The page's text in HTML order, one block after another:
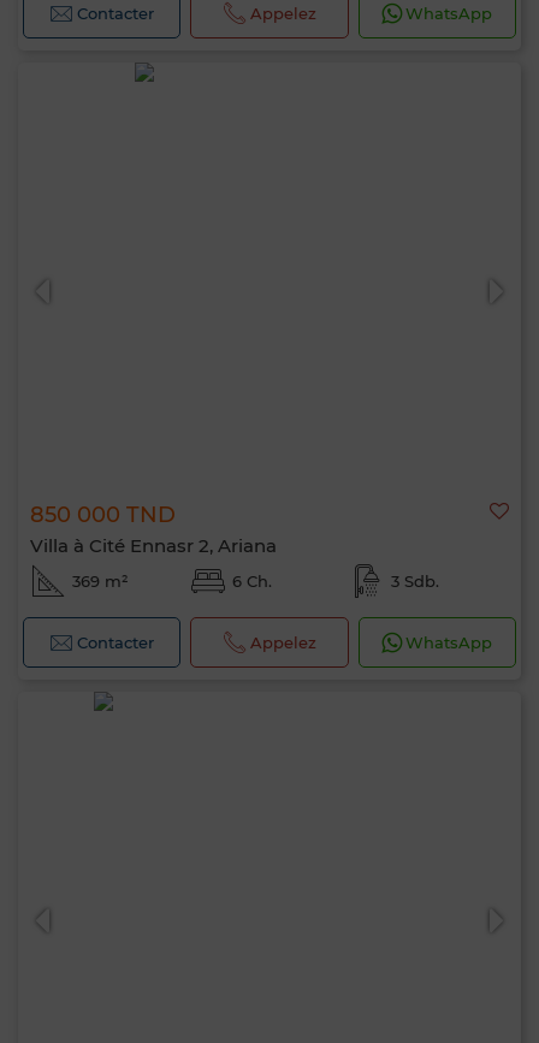
Contacter Appelez WhatsApp
850 000 TND
Villa à Cité Ennasr 2, Ariana
369 m² 6 Ch. 3 Sdb.
Contacter Appelez WhatsApp